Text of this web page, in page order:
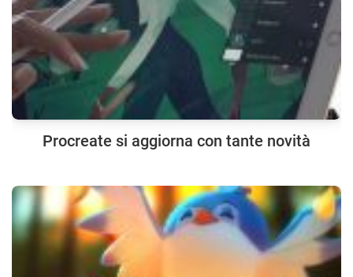
Procreate si aggiorna con tante novità